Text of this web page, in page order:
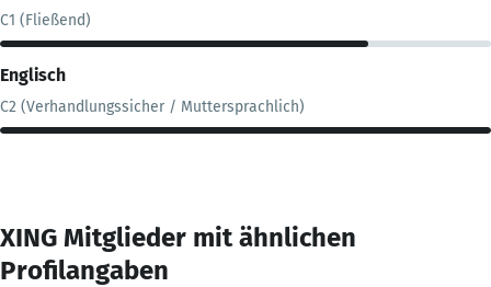
C1 (Fließend)
Englisch
C2 (Verhandlungssicher / Muttersprachlich)
XING Mitglieder mit ähnlichen
Profilangaben